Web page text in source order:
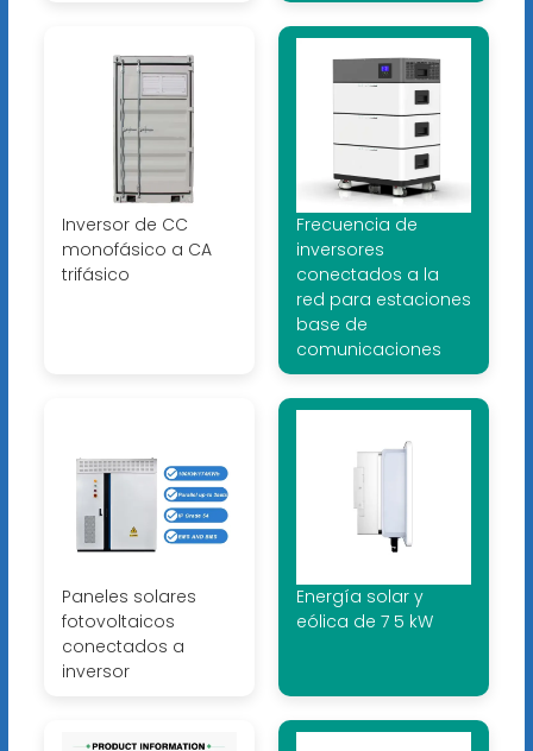
Inversor de CC
monofásico a CA
trifásico
Frecuencia de
inversores
conectados a la
red para estaciones
base de
comunicaciones
Paneles solares
fotovoltaicos
conectados a
inversor
Energía solar y
eólica de 7 5 kW